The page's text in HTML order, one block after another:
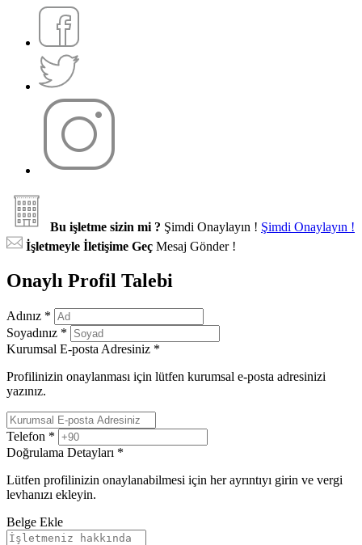
Bu işletme sizin mi ? Şimdi Onaylayın ! Şimdi Onaylayın !
İşletmeyle İletişime Geç Mesaj Gönder !
Onaylı Profil Talebi
Adınız *
Soyadınız *
Kurumsal E-posta Adresiniz *
Profilinizin onaylanması için lütfen kurumsal e-posta adresinizi
yazınız.
Telefon *
Doğrulama Detayları *
Lütfen profilinizin onaylanabilmesi için her ayrıntıyı girin ve vergi
levhanızı ekleyin.
Belge Ekle